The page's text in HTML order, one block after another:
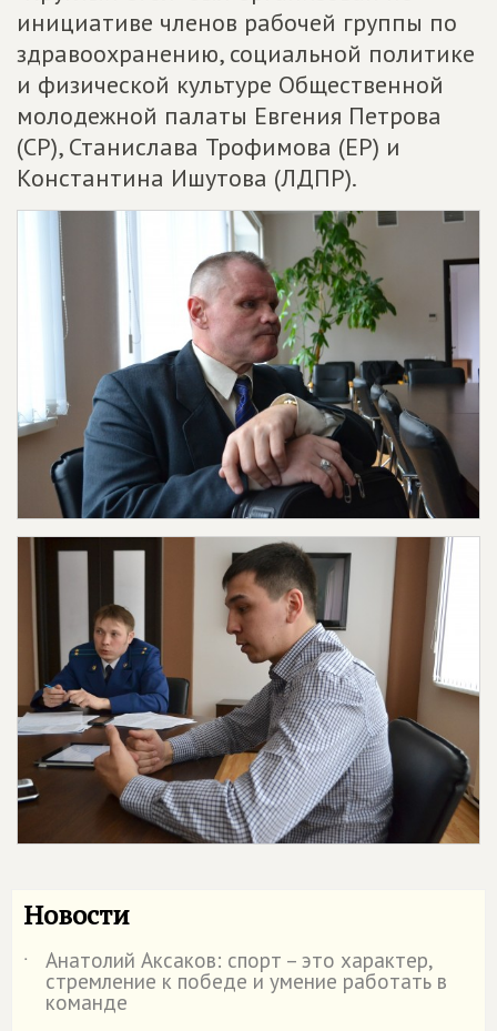
инициативе членов рабочей группы по
здравоохранению, социальной политике
и физической культуре Общественной
молодежной палаты Евгения Петрова
(СР), Станислава Трофимова (ЕР) и
Константина Ишутова (ЛДПР).
Новости
˙ Анатолий Аксаков: спорт – это характер,
стремление к победе и умение работать в
команде